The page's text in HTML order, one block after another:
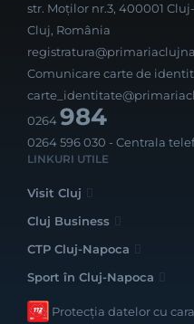
str. Moților nr.3, 400001
Cluj, România
Comunicare carte de
0264984
0264 596 030 - Centrala
LINKURI UTILE
Visit Cluj
Cluj Business
CTP Cluj-Napoca
Sport în Cluj-Napoca
Protecția datelor cu